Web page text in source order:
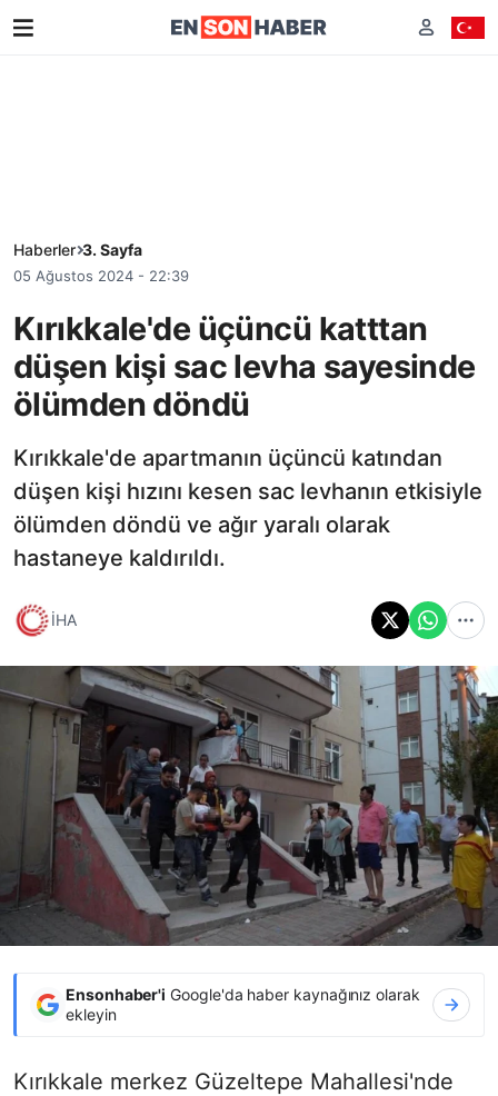
Haberler 3. Sayfa
05 Ağustos 2024 - 22:39
Kırıkkale'de üçüncü katttan
düşen kişi sac levha sayesinde
ölümden döndü
Kırıkkale'de apartmanın üçüncü katından
düşen kişi hızını kesen sac levhanın etkisiyle
ölümden döndü ve ağır yaralı olarak
hastaneye kaldırıldı.
İHA
Ensonhaber'i Google'da haber kaynağınız olarak
ekleyin
Kırıkkale merkez Güzeltepe Mahallesi'nde